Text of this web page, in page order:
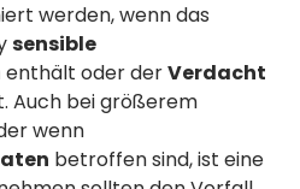
werden, wenn das
sensible
enthält oder derVerdacht
Auch bei größerem
wenn
betroffen sind, ist eine